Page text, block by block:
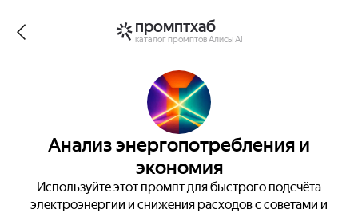
промптхаб
каталог промптов Алисы AI
Анализ энергопотребления и
экономия
Используйте этот промпт для быстрого подсчёта
электроэнергии и снижения расходов с советами и